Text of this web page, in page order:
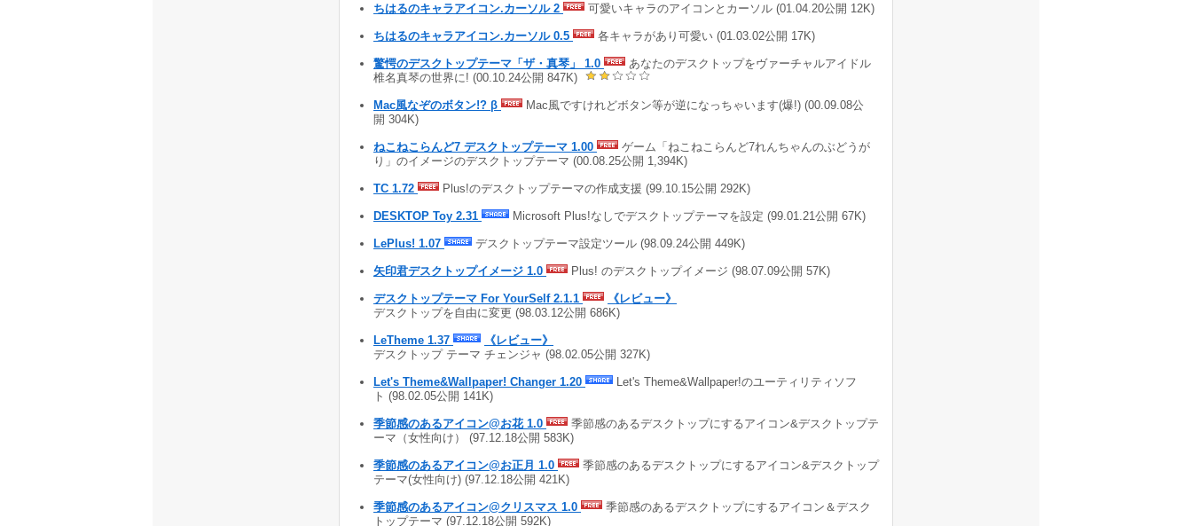
ちはるのキャラアイコン.カーソル 2 可愛いキャラのアイコンとカーソル (01.04.20公開 12K)
ちはるのキャラアイコン.カーソル 0.5 各キャラがあり可愛い (01.03.02公開 17K)
驚愕のデスクトップテーマ「ザ・真琴」 1.0
あなたのデスクトップをヴァーチャルアイドル
椎名真琴の世界に! (00.10.24公開 847K)
Mac風なぞのボタン!? β
Mac風ですけれどボタン等が逆になっちゃいます(爆!) (00.09.08公
開 304K)
ねこねこらんど7 デスクトップテーマ 1.00
ゲーム「ねこねこらんど7れんちゃんのぶどうが
り」のイメージのデスクトップテーマ (00.08.25公開 1,394K)
TC 1.72 Plus!のデスクトップテーマの作成支援 (99.10.15公開 292K)
DESKTOP Toy 2.31 Microsoft Plus!なしでデスクトップテーマを設定 (99.01.21公開 67K)
LePlus! 1.07 デスクトップテーマ設定ツール (98.09.24公開 449K)
矢印君デスクトップイメージ 1.0 Plus! のデスクトップイメージ (98.07.09公開 57K)
デスクトップテーマ For YourSelf 2.1.1
《レビュー》
デスクトップを自由に変更 (98.03.12公開 686K)
LeTheme 1.37
《レビュー》
デスクトップ テーマ チェンジャ (98.02.05公開 327K)
Let's Theme&Wallpaper! Changer 1.20
Let's Theme&Wallpaper!のユーティリティソフ
ト (98.02.05公開 141K)
季節感のあるアイコン@お花 1.0
季節感のあるデスクトップにするアイコン&デスクトップテ
ーマ（女性向け） (97.12.18公開 583K)
季節感のあるアイコン@お正月 1.0
季節感のあるデスクトップにするアイコン&デスクトップ
テーマ(女性向け) (97.12.18公開 421K)
季節感のあるアイコン@クリスマス 1.0
季節感のあるデスクトップにするアイコン＆デスク
トップテーマ (97.12.18公開 592K)